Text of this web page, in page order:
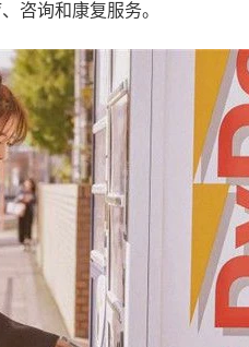
咨询和康复服务。